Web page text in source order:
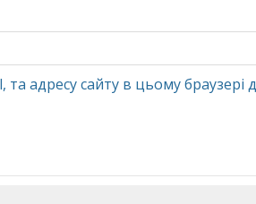
та адресу сайту в цьому